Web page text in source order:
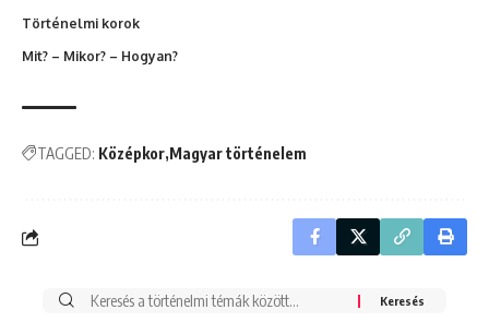
Történelmi korok
Mit? – Mikor? – Hogyan?
TAGGED: Középkor Magyar történelem
Search